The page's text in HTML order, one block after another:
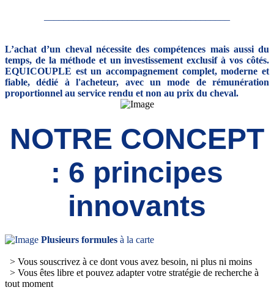
L’achat d’un cheval nécessite des compétences mais aussi du
temps, de la méthode et un investissement exclusif à vos côtés.
EQUICOUPLE est un accompagnement complet, moderne et
fiable, dédié à l'acheteur, avec un mode de rémunération
proportionnel au service rendu et non au prix du cheval.
NOTRE CONCEPT
: 6 principes
innovants
Plusieurs formules à la carte
> Vous souscrivez à ce dont vous avez besoin, ni plus ni moins
> Vous êtes libre et pouvez adapter votre stratégie de recherche à
tout moment